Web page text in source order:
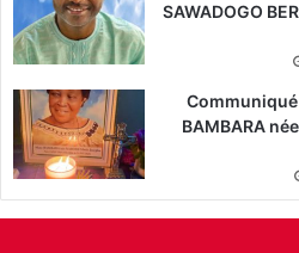
SAWADOGO
BAMBARA